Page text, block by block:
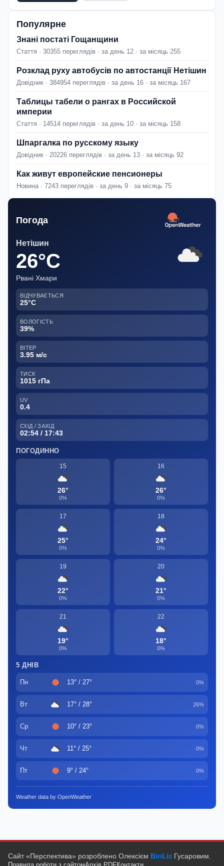
Популярне
Знані постаті Гощанщини
Стаття · 30355 переглядів · за день 12 · за місяць 255
Розклад руху автобусів по автостанції Нетішин
Довідник · 384954 переглядів · за день 16 · за місяць 167
Таблицы табели о рангах в Российской
империи
Стаття · 14514 переглядів · за день 10 · за місяць 158
Шпаргалка по русскому языку
Довідник · 20226 переглядів · за день 13 · за місяць 92
Как живут европейские пенсионеры
Новина · 7243 переглядів · за день 9 · за місяць 75
Погода
Нетішин
26°C
Рвані Хмари
ВІДЧУВАЄТЬСЯ
25°C
ВОЛОГІСТЬ
39%
ВІТЕР
3.95 м/с
ТИСК
1015 гПа
UV
0.4
СХІД / ЗАХІД
02:54 / 17:43
ПОГОДИННО
15
26°
0%
16
26°
0%
17
25°
0%
18
24°
0%
19
22°
0%
20
21°
0%
21
19°
0%
22
18°
0%
5 ДНІВ
Пн 13° / 27° 0%
Вт 17° / 28° 26%
Ср 10° / 23° 0%
Чт 11° / 25° 0%
Пт 9° / 24° 0%
Weather data by OpenWeather
Сайт «Перспектива» розроблено Олексієм BinLiz Гусаровим.